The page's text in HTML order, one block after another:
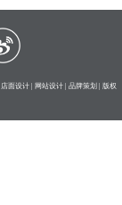
面设计 | 网站设计 | 品牌策划 | 版权